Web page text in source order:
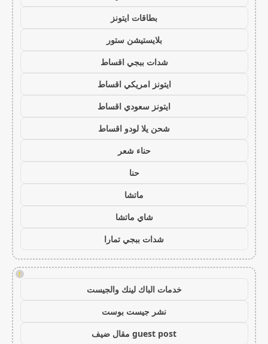
بطاقات ايتونز
بلايستيشن ستور
شدات ببجي اقساط
ايتونز امريكي اقساط
ايتونز سعودي اقساط
شحن يلا لودو اقساط
حناء شعر
حنا
ماتشا
شاي ماتشا
شدات ببجي تمارا
!
خدمات الباك لينك والجيست
نشر جيست بوست
guest post مقال ضيف